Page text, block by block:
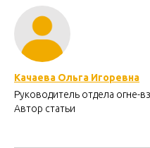
Качаева Ольга Игоревна
Руководитель отдела огне-
Автор статьи